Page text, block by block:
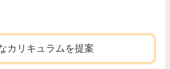
カリキュラムを提案